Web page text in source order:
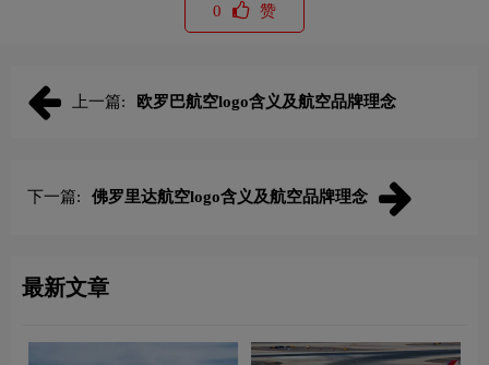
0 赞
上一篇: 欧罗巴航空logo含义及航空品牌理念
下一篇: 佛罗里达航空logo含义及航空品牌理念
最新文章